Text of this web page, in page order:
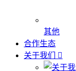
其他
合作生态
关于我们